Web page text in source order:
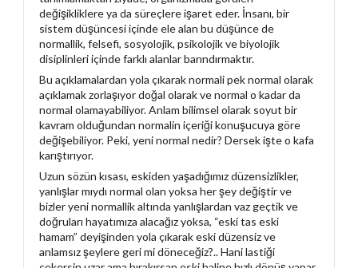
değişikliklere ya da süreçlere işaret eder. İnsanı, bir
sistem düşüncesi içinde ele alan bu düşünce de
normallik, felsefi, sosyolojik, psikolojik ve biyolojik
disiplinleri içinde farklı alanlar barındırmaktır.
Bu açıklamalardan yola çıkarak normali pek normal olarak
açıklamak zorlaşıyor doğal olarak ve normal o kadar da
normal olamayabiliyor. Anlam bilimsel olarak soyut bir
kavram olduğundan normalin içeriği konuşucuya göre
değişebiliyor. Peki, yeni normal nedir? Dersek işte o kafa
karıştırıyor.
Uzun sözün kısası, eskiden yaşadığımız düzensizlikler,
yanlışlar mıydı normal olan yoksa her şey değiştir ve
bizler yeni normallik altında yanlışlardan vaz geçtik ve
doğruları hayatımıza alacağız yoksa, “eski tas eski
hamam” deyişinden yola çıkarak eski düzensiz ve
anlamsız şeylere geri mi döneceğiz?.. Hani lastiği